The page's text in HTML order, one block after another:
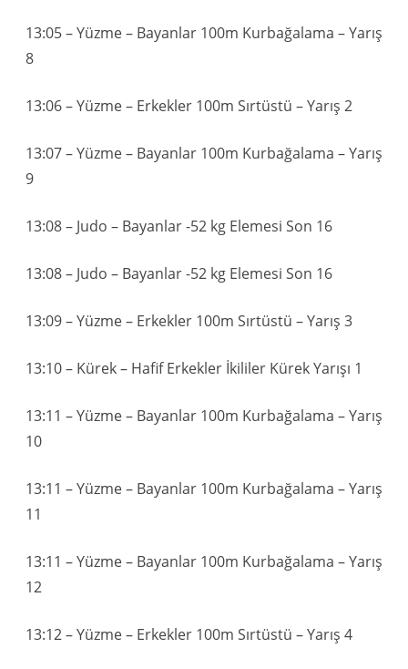
13:05 – Yüzme – Bayanlar 100m Kurbağalama – Yarış
8
13:06 – Yüzme – Erkekler 100m Sırtüstü – Yarış 2
13:07 – Yüzme – Bayanlar 100m Kurbağalama – Yarış
9
13:08 – Judo – Bayanlar -52 kg Elemesi Son 16
13:08 – Judo – Bayanlar -52 kg Elemesi Son 16
13:09 – Yüzme – Erkekler 100m Sırtüstü – Yarış 3
13:10 – Kürek – Hafif Erkekler İkililer Kürek Yarışı 1
13:11 – Yüzme – Bayanlar 100m Kurbağalama – Yarış
10
13:11 – Yüzme – Bayanlar 100m Kurbağalama – Yarış
11
13:11 – Yüzme – Bayanlar 100m Kurbağalama – Yarış
12
13:12 – Yüzme – Erkekler 100m Sırtüstü – Yarış 4